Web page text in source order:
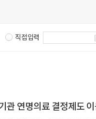
직접입력
관 연명의료 결정제도